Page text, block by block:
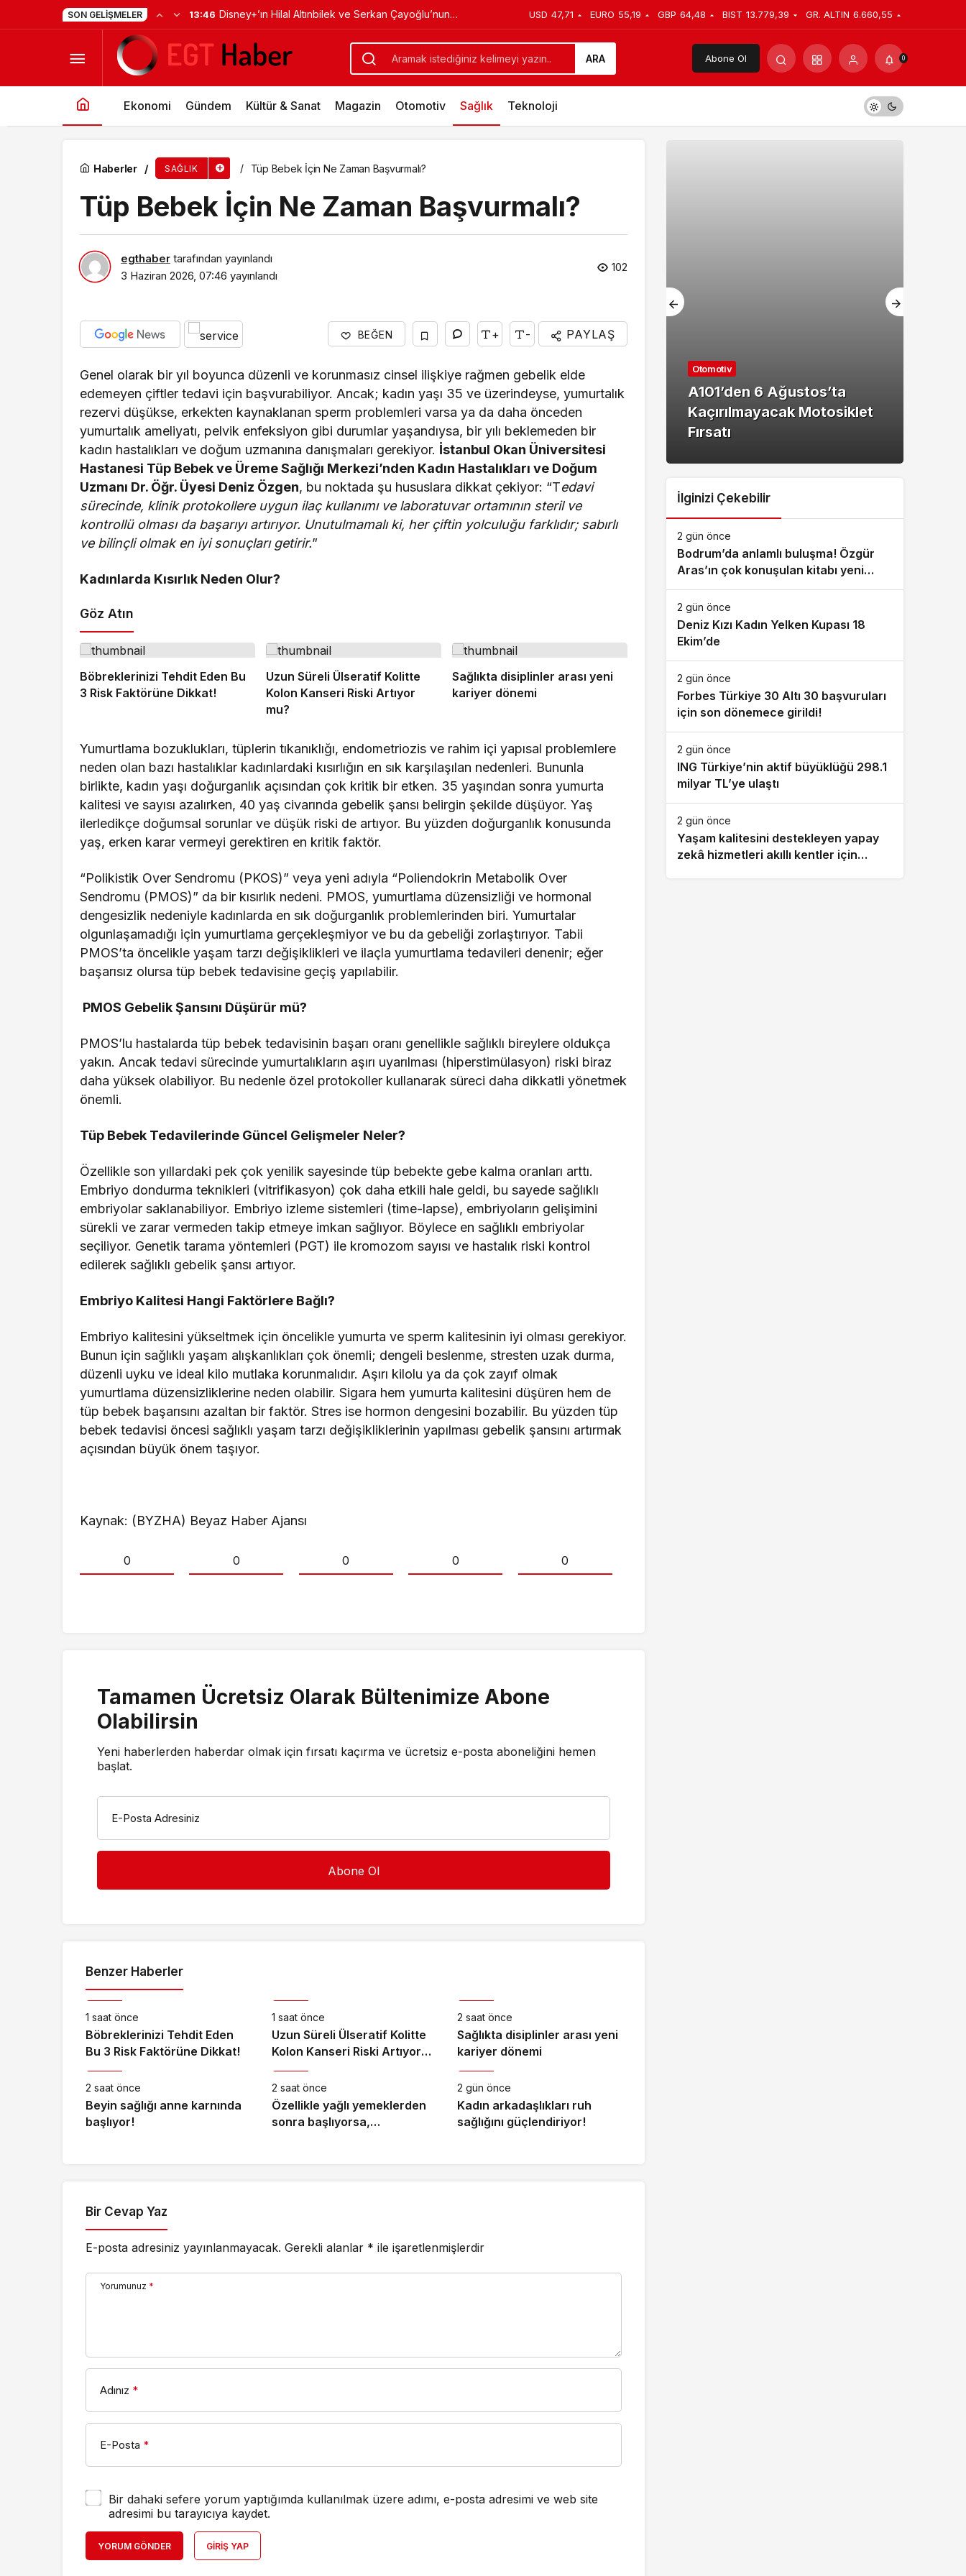
SON GELIŞMELER Başrollerinde Yer Aldığı “Öngörü” Filminin Teaser Afişleri
ve Merak Uyandıran İlk Tanıtımı Yayımlandı
USD 47,71 EURO 55,19 GBP 64,48 BIST 13.779,39 GR. ALTIN 6.660,55
ARA Abone Ol 0
Ekonomi Gündem Kültür & Sanat Magazin Otomotiv Sağlık Teknoloji
Haberler SAĞLIK Tüp Bebek İçin Ne Zaman Başvurmalı?
Tüp Bebek İçin Ne Zaman Başvurmalı?
egthaber tarafından yayınlandı
3 Haziran 2026, 07:46 yayınlandı
102
BEĞEN + - PAYLAŞ
Genel olarak bir yıl boyunca düzenli ve korunmasız cinsel ilişkiye rağmen gebelik elde
edemeyen çiftler tedavi için başvurabiliyor. Ancak; kadın yaşı 35 ve üzerindeyse, yumurtalık
rezervi düşükse, erkekten kaynaklanan sperm problemleri varsa ya da daha önceden
yumurtalık ameliyatı, pelvik enfeksiyon gibi durumlar yaşandıysa, bir yılı beklemeden bir
kadın hastalıkları ve doğum uzmanına danışmaları gerekiyor. İstanbul Okan Üniversitesi
Hastanesi Tüp Bebek ve Üreme Sağlığı Merkezi’nden Kadın Hastalıkları ve Doğum
Uzmanı Dr. Öğr. Üyesi Deniz Özgen, bu noktada şu hususlara dikkat çekiyor: “Tedavi
sürecinde, klinik protokollere uygun ilaç kullanımı ve laboratuvar ortamının steril ve
kontrollü olması da başarıyı artırıyor. Unutulmamalı ki, her çiftin yolculuğu farklıdır; sabırlı
ve bilinçli olmak en iyi sonuçları getirir.”
Kadınlarda Kısırlık Neden Olur?
Göz Atın
Böbreklerinizi Tehdit Eden Bu
3 Risk Faktörüne Dikkat!
Uzun Süreli Ülseratif Kolitte
Kolon Kanseri Riski Artıyor
mu?
Sağlıkta disiplinler arası yeni
kariyer dönemi
Yumurtlama bozuklukları, tüplerin tıkanıklığı, endometriozis ve rahim içi yapısal problemlere
neden olan bazı hastalıklar kadınlardaki kısırlığın en sık karşılaşılan nedenleri. Bununla
birlikte, kadın yaşı doğurganlık açısından çok kritik bir etken. 35 yaşından sonra yumurta
kalitesi ve sayısı azalırken, 40 yaş civarında gebelik şansı belirgin şekilde düşüyor. Yaş
ilerledikçe doğumsal sorunlar ve düşük riski de artıyor. Bu yüzden doğurganlık konusunda
yaş, erken karar vermeyi gerektiren en kritik faktör.
“Polikistik Over Sendromu (PKOS)” veya yeni adıyla “Poliendokrin Metabolik Over
Sendromu (PMOS)” da bir kısırlık nedeni. PMOS, yumurtlama düzensizliği ve hormonal
dengesizlik nedeniyle kadınlarda en sık doğurganlık problemlerinden biri. Yumurtalar
olgunlaşamadığı için yumurtlama gerçekleşmiyor ve bu da gebeliği zorlaştırıyor. Tabii
PMOS’ta öncelikle yaşam tarzı değişiklikleri ve ilaçla yumurtlama tedavileri denenir; eğer
başarısız olursa tüp bebek tedavisine geçiş yapılabilir.
PMOS Gebelik Şansını Düşürür mü?
PMOS’lu hastalarda tüp bebek tedavisinin başarı oranı genellikle sağlıklı bireylere oldukça
yakın. Ancak tedavi sürecinde yumurtalıkların aşırı uyarılması (hiperstimülasyon) riski biraz
daha yüksek olabiliyor. Bu nedenle özel protokoller kullanarak süreci daha dikkatli yönetmek
önemli.
Tüp Bebek Tedavilerinde Güncel Gelişmeler Neler?
Özellikle son yıllardaki pek çok yenilik sayesinde tüp bebekte gebe kalma oranları arttı.
Embriyo dondurma teknikleri (vitrifikasyon) çok daha etkili hale geldi, bu sayede sağlıklı
embriyolar saklanabiliyor. Embriyo izleme sistemleri (time-lapse), embriyoların gelişimini
sürekli ve zarar vermeden takip etmeye imkan sağlıyor. Böylece en sağlıklı embriyolar
seçiliyor. Genetik tarama yöntemleri (PGT) ile kromozom sayısı ve hastalık riski kontrol
edilerek sağlıklı gebelik şansı artıyor.
Embriyo Kalitesi Hangi Faktörlere Bağlı?
Embriyo kalitesini yükseltmek için öncelikle yumurta ve sperm kalitesinin iyi olması gerekiyor.
Bunun için sağlıklı yaşam alışkanlıkları çok önemli; dengeli beslenme, stresten uzak durma,
düzenli uyku ve ideal kilo mutlaka korunmalıdır. Aşırı kilolu ya da çok zayıf olmak
yumurtlama düzensizliklerine neden olabilir. Sigara hem yumurta kalitesini düşüren hem de
tüp bebek başarısını azaltan bir faktör. Stres ise hormon dengesini bozabilir. Bu yüzden tüp
bebek tedavisi öncesi sağlıklı yaşam tarzı değişikliklerinin yapılması gebelik şansını artırmak
açısından büyük önem taşıyor.
Kaynak: (BYZHA) Beyaz Haber Ajansı
0 0 0 0 0
Tamamen Ücretsiz Olarak Bültenimize Abone
Olabilirsin
Yeni haberlerden haberdar olmak için fırsatı kaçırma ve ücretsiz e-posta aboneliğini hemen
başlat.
E-Posta Adresiniz
Benzer Haberler
Sağlık
1 saat önce
Böbreklerinizi Tehdit Eden
Bu 3 Risk Faktörüne Dikkat!
1 saat önce
Uzun Süreli Ülseratif Kolitte
Kolon Kanseri Riski Artıyor
mu?
2 saat önce
Sağlıkta disiplinler arası yeni
kariyer dönemi
2 saat önce
Beyin sağlığı anne karnında
başlıyor!
2 saat önce
Özellikle yağlı yemeklerden
sonra başlıyorsa,
2 gün önce
Kadın arkadaşlıkları ruh
sağlığını güçlendiriyor!
Bir Cevap Yaz
E-posta adresiniz yayınlanmayacak. Gerekli alanlar * ile işaretlenmişlerdir
Yorumunuz *
Adınız *
E-Posta *
Bir dahaki sefere yorum yaptığımda kullanılmak üzere adımı, e-posta adresimi ve web site
adresimi bu tarayıcıya kaydet.
YORUM GÖNDER GIRIŞ YAP
Haymana’nın Geleceği ve
Yatırım Potansiyeli Masaya
Yatırıldı
Ekonomi
Kuru meyve sektörü 2
milyar dolar ihracat hedefi
için Ankara’dan destek
istedi
Otomotiv
A101’den 6 Ağustos’ta
Kaçırılmayacak Motosiklet
Fırsatı
İlginizi Çekebilir
2 gün önce
Bodrum’da anlamlı buluşma! Özgür
Aras’ın çok konuşulan kitabı yeni
baskısını Titanic Luxury Collection
Bodrum’da kutladı
2 gün önce
Deniz Kızı Kadın Yelken Kupası 18
Ekim’de
2 gün önce
Forbes Türkiye 30 Altı 30 başvuruları
için son dönemece girildi!
2 gün önce
ING Türkiye’nin aktif büyüklüğü 298.1
milyar TL’ye ulaştı
2 gün önce
Yaşam kalitesini destekleyen yapay
zekâ hizmetleri akıllı kentler için
Kronik Hastalıklar Göz Sağlığını Sessizce Tehdit Ediyor